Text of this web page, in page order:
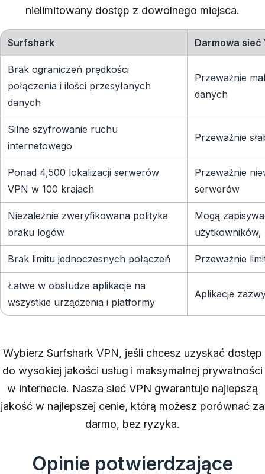
nielimitowany dostęp z dowolnego miejsca.
Surfshark Darmowa sieć
Brak ograniczeń prędkości
połączenia i ilości przesyłanych
danych
Przeważnie
danych
Silne szyfrowanie ruchu
internetowego
Przeważnie
Ponad 4,500 lokalizacji serwerów
VPN w 100 krajach
Przeważnie
serwerów
Niezależnie zweryfikowana polityka
braku logów
Mogą
użytkowników,
Brak limitu jednoczesnych połączeń Przeważnie
Łatwe w obsłudze aplikacje na
wszystkie urządzenia i platformy
Aplikacje
Wybierz Surfshark VPN, jeśli chcesz uzyskać dostęp
do wysokiej jakości usług i maksymalnej prywatności
w internecie. Nasza sieć VPN gwarantuje najlepszą
jakość w najlepszej cenie, którą możesz porównać za
darmo, bez ryzyka.
Opinie potwierdzające